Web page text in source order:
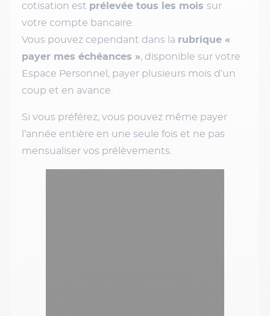
cotisation est prélevée tous les mois sur
votre compte bancaire.
Vous pouvez cependant dans la rubrique «
payer mes échéances », disponible sur votre
Espace Personnel, payer plusieurs mois d’un
coup et en avance.
Si vous préférez, vous pouvez même payer
l’année entière en une seule fois et ne pas
mensualiser vos prélèvements.